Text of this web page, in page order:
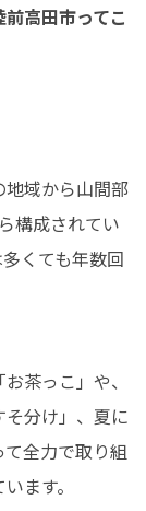
高田市ってこ
域から山間部
構成されてい
くても年数回
茶っこ」や、
分け」、夏に
全力で取り組
ます。